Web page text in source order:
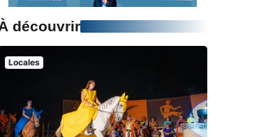
découvrir
Locales